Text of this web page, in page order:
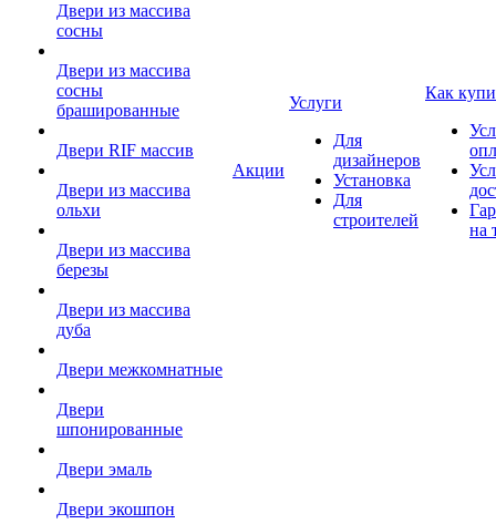
Двери из массива
сосны
Двери из массива
сосны
брашированные
Двери RIF массив
Двери из массива
ольхи
Двери из массива
березы
Двери из массива
дуба
Двери межкомнатные
Двери
шпонированные
Двери эмаль
Двери экошпон
Акции
Услуги
Для
дизайнеров
Установка
Для
строителей
Как
на